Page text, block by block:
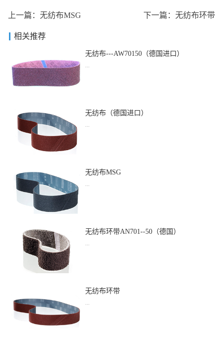
上一篇： 无纺布MSG 下一篇： 无纺布环带
相关推荐
无纺布---AW70150（德国进口）
...
无纺布（德国进口）
...
无纺布MSG
...
无纺布环带AN701--50（德国）
...
无纺布环带